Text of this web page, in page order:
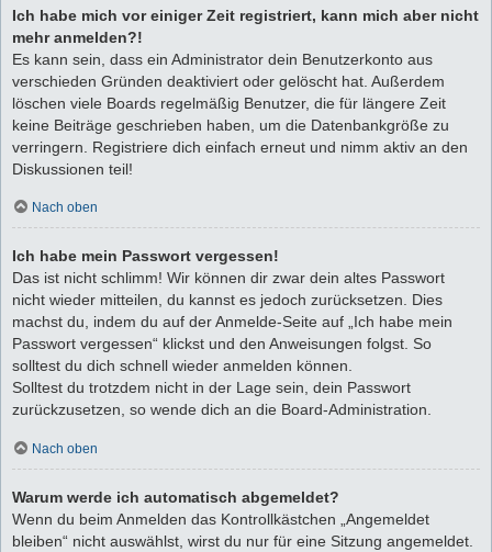
Ich habe mich vor einiger Zeit registriert, kann mich aber nicht
mehr anmelden?!
Es kann sein, dass ein Administrator dein Benutzerkonto aus
verschieden Gründen deaktiviert oder gelöscht hat. Außerdem
löschen viele Boards regelmäßig Benutzer, die für längere Zeit
keine Beiträge geschrieben haben, um die Datenbankgröße zu
verringern. Registriere dich einfach erneut und nimm aktiv an den
Diskussionen teil!
Nach oben
Ich habe mein Passwort vergessen!
Das ist nicht schlimm! Wir können dir zwar dein altes Passwort
nicht wieder mitteilen, du kannst es jedoch zurücksetzen. Dies
machst du, indem du auf der Anmelde-Seite auf „Ich habe mein
Passwort vergessen“ klickst und den Anweisungen folgst. So
solltest du dich schnell wieder anmelden können.
Solltest du trotzdem nicht in der Lage sein, dein Passwort
zurückzusetzen, so wende dich an die Board-Administration.
Nach oben
Warum werde ich automatisch abgemeldet?
Wenn du beim Anmelden das Kontrollkästchen „Angemeldet
bleiben“ nicht auswählst, wirst du nur für eine Sitzung angemeldet.